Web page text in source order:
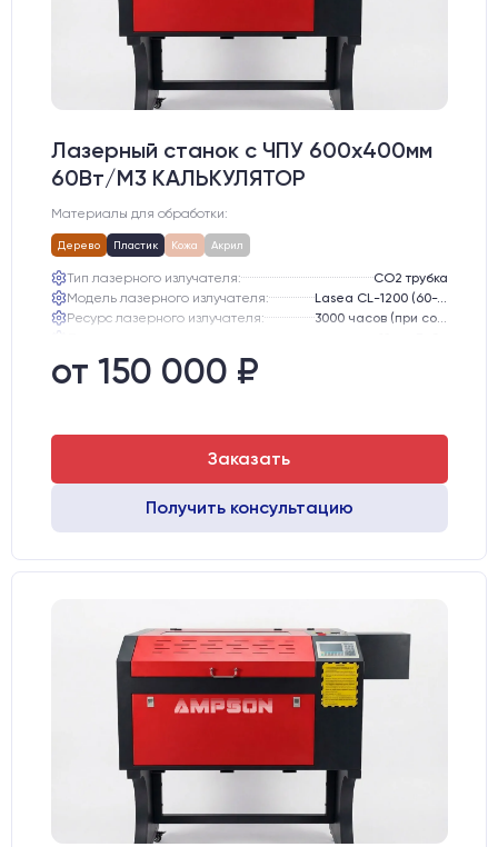
Лазерный станок c ЧПУ 600х400мм
60Вт/М3 КАЛЬКУЛЯТОР
Материалы для обработки:
Дерево Пластик Кожа Акрил
Тип лазерного излучателя:
СО2 трубка
Модель лазерного излучателя:
Lasea CL-1200 (60-75 Вт)
Ресурс лазерного излучателя:
3000 часов (при соблюдении условий эксплуатации)
Зеркала:
Интерфейс подключения станка к ПК:
от 150 000 ₽
Заказать
Получить консультацию